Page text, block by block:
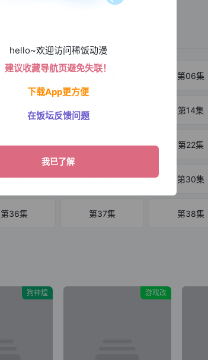
第04集 第05集 第06集
第13集 第14集
第20集 第21集 第22集
第28集 第29集 第30集
第36集 第37集 第38集
狗神煌 游戏改
hello~欢迎访问稀饭动漫
建议收藏导航页避免失联！
下载App更方便
在饭坛反馈问题